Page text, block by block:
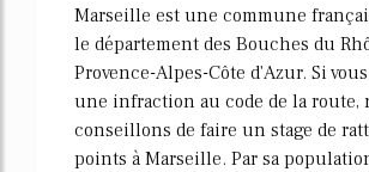
Marseille est une commune
le département des Bouches du
Provence-Alpes-Côte d'Azur. Si
une infraction au code de la route,
conseillons de faire un stage de
points à Marseille. Par sa